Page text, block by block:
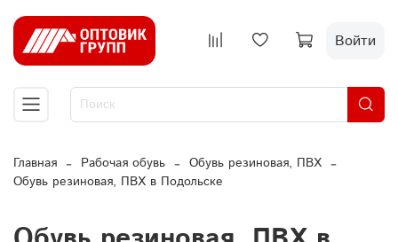
Войти
Главная Рабочая обувь
Обувь резиновая, ПВХ
Обувь резиновая, ПВХ в Подольске